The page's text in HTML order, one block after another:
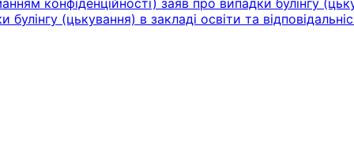
(цькування) в закладі освіти та